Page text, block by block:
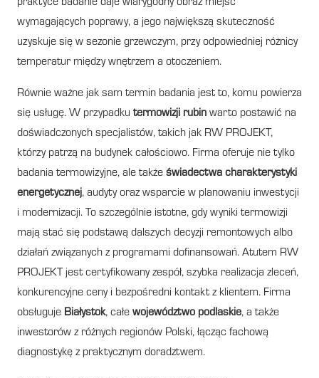
praktyce badanie daje wiarygodny obraz miejsc
wymagających poprawy, a jego największą skuteczność
uzyskuje się w sezonie grzewczym, przy odpowiedniej różnicy
temperatur między wnętrzem a otoczeniem.
Równie ważne jak sam termin badania jest to, komu powierza
się usługę. W przypadku termowizji rubin warto postawić na
doświadczonych specjalistów, takich jak RW PROJEKT,
którzy patrzą na budynek całościowo. Firma oferuje nie tylko
badania termowizyjne, ale także świadectwa charakterystyki
energetycznej, audyty oraz wsparcie w planowaniu inwestycji
i modernizacji. To szczególnie istotne, gdy wyniki termowizji
mają stać się podstawą dalszych decyzji remontowych albo
działań związanych z programami dofinansowań. Atutem RW
PROJEKT jest certyfikowany zespół, szybka realizacja zleceń,
konkurencyjne ceny i bezpośredni kontakt z klientem. Firma
obsługuje Białystok, całe województwo podlaskie, a także
inwestorów z różnych regionów Polski, łącząc fachową
diagnostykę z praktycznym doradztwem.